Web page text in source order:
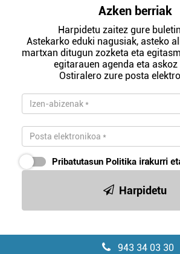
Azken berriak
Harpidetu zaitez gure
Astekarko eduki nagusiak, asteko
martxan ditugun zozketa eta
egitarauen agenda eta askoz
Ostiralero zure posta
Pribatutasun Politika irakurri
Harpidetu
943 34 03 30